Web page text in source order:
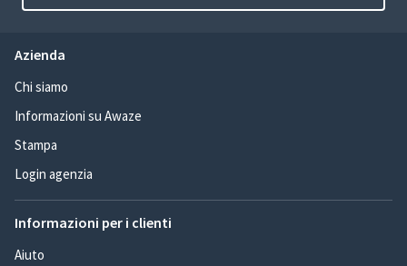
Azienda
Chi siamo
Informazioni su Awaze
Stampa
Login agenzia
Informazioni per i clienti
Aiuto